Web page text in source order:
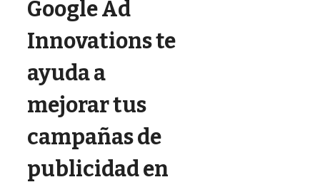
Google Ad
Innovations te
ayuda a
mejorar tus
campañas de
publicidad en